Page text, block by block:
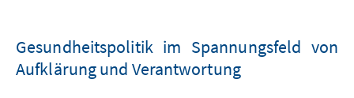
Gesundheitspolitik im Spannungsfeld von
Aufklärung und Verantwortung